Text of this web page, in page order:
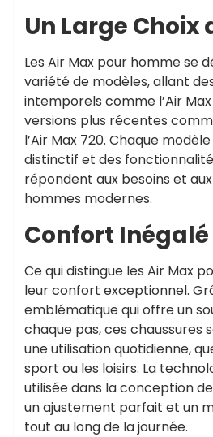
Un Large Choix
Les Air Max pour homme se
variété de modèles, allant
intemporels comme l’Air Max
versions plus récentes
l’Air Max 720. Chaque
distinctif et des
répondent aux besoins et
hommes modernes.
Confort Inégalé
Ce qui distingue les Air Max
leur confort exceptionnel.
emblématique qui offre un
chaque pas, ces chaussures
une utilisation quotidienne,
sport ou les loisirs. La
utilisée dans la conception
un ajustement parfait et un
tout au long de la journée.